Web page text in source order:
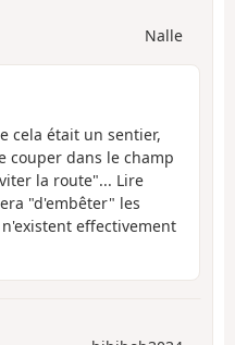
Nalle
cela était un sentier,
couper dans le champ
la route"... Lire
"d'embêter" les
effectivement